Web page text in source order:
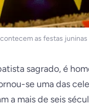
as festas juninas
sagrado, é
se uma das
a mais de seis